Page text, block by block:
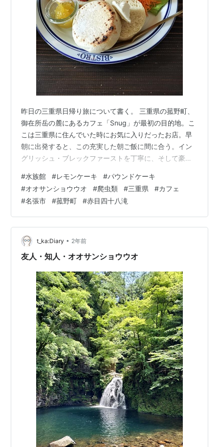
昨日の三重県日帰り旅について書く。 三重県の菰野町、
御在所岳の麓にあるカフェ「Snug」が最初の目的地。こ
こは三重県に住んでいた時にお気に入りだったお店。早
朝に出発すると、この充実した朝ご飯に間に合う。イン
グリッシュ・ブレックファーストを丁寧に、そして豪華
リームの類も、そして飲み物も選べる。 古いものをセン
スよく散りばめた、本当にすてきな場所。 このSnugから
はずいぶんと離れている名張市の赤目四十八滝と水族館
が、今回の目的地。Snugはベースキャンプというか「そ
の土地に行ったら欠かせない場所」なのだった。 有料道
路やバイパスを乗り継いで1時間…
#水族館 #レモンケーキ #パウンドケーキ
#オオサンショウウオ #爬虫類 #三重県 #カフェ
#名張市 #菰野町 #赤目四十八滝
t_ka:Diary • 2年前
友人・知人・オオサンショウウオ